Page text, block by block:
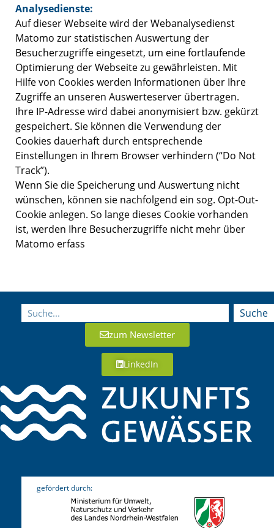
Analysedienste:
Auf dieser Webseite wird der Webanalysedienst
Matomo zur statistischen Auswertung der
Besucherzugriffe eingesetzt, um eine fortlaufende
Optimierung der Webseite zu gewährleisten. Mit
Hilfe von Cookies werden Informationen über Ihre
Zugriffe an unseren Auswerteserver übertragen.
Ihre IP-Adresse wird dabei anonymisiert bzw. gekürzt
gespeichert. Sie können die Verwendung der
Cookies dauerhaft durch entsprechende
Einstellungen in Ihrem Browser verhindern (“Do Not
Track”).
Wenn Sie die Speicherung und Auswertung nicht
wünschen, können sie nachfolgend ein sog. Opt-Out-
Cookie anlegen. So lange dieses Cookie vorhanden
ist, werden Ihre Besucherzugriffe nicht mehr über
Matomo erfass
Suche
zum Newsletter
LinkedIn
gefördert durch: